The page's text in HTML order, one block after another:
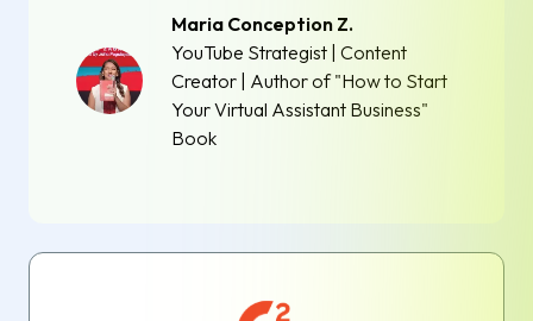
Maria Conception Z.
YouTube Strategist | Content
Creator | Author of "How to Start
Your Virtual Assistant Business"
Book